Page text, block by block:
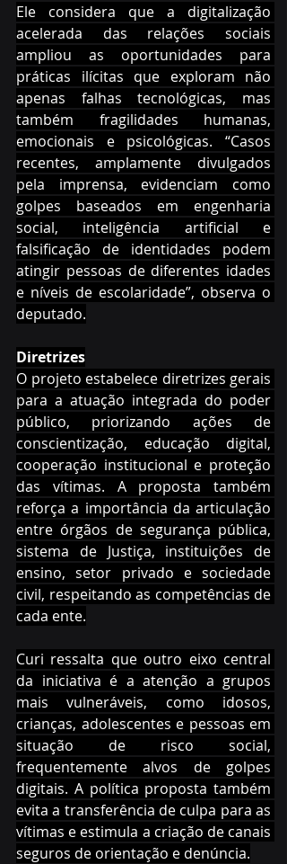
Ele considera que a digitalização
acelerada das relações sociais
ampliou as oportunidades para
práticas ilícitas que exploram não
apenas falhas tecnológicas, mas
também fragilidades humanas,
emocionais e psicológicas. “Casos
recentes, amplamente divulgados
pela imprensa, evidenciam como
golpes baseados em engenharia
social, inteligência artificial e
falsificação de identidades podem
atingir pessoas de diferentes idades
e níveis de escolaridade”, observa o
deputado.
Diretrizes
O projeto estabelece diretrizes gerais
para a atuação integrada do poder
público, priorizando ações de
conscientização, educação digital,
cooperação institucional e proteção
das vítimas. A proposta também
reforça a importância da articulação
entre órgãos de segurança pública,
sistema de Justiça, instituições de
ensino, setor privado e sociedade
civil, respeitando as competências de
cada ente.
Curi ressalta que outro eixo central
da iniciativa é a atenção a grupos
mais vulneráveis, como idosos,
crianças, adolescentes e pessoas em
situação de risco social,
frequentemente alvos de golpes
digitais. A política proposta também
evita a transferência de culpa para as
vítimas e estimula a criação de canais
seguros de orientação e denúncia.